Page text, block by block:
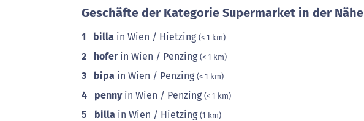
Geschäfte der Kategorie Supermarket in der Nähe
1 billa in Wien / Hietzing (< 1 km)
2 hoferin Wien / Penzing (< 1 km)
3 bipa in Wien / Penzing (< 1 km)
4 pennyin Wien / Penzing (< 1 km)
5 billa in Wien / Hietzing (1 km)